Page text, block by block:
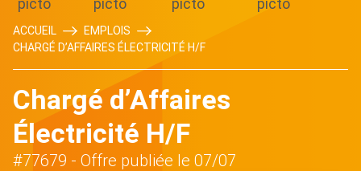
ACCUEIL
EMPLOIS
CHARGÉ D’AFFAIRES ÉLECTRICITÉ H/F
Chargé d’Affaires
Électricité H/F
#77679 - Offre publiée le 07/07